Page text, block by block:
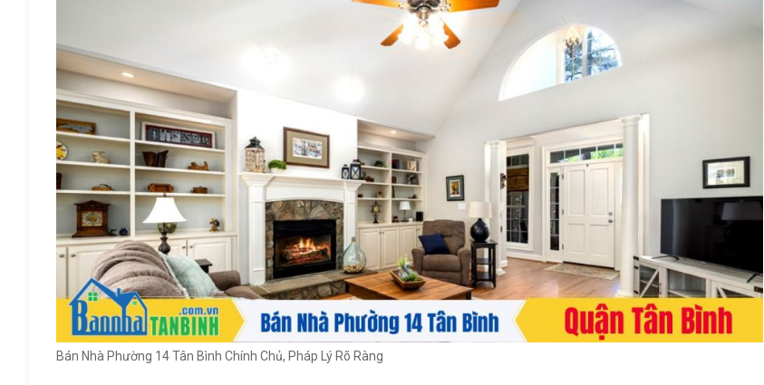
Bán Nhà Phường 14 Tân Bình Chính Chủ, Pháp Lý Rõ Ràng